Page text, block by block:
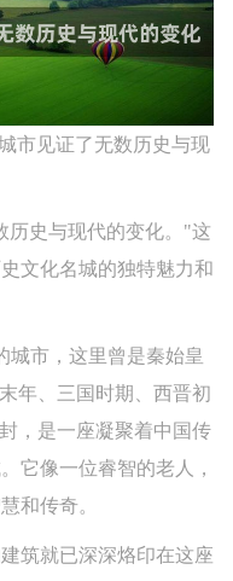
市见证了无数历史与现
历史与现代的变化。"这
文化名城的独特魅力和
城市，这里曾是秦始皇
年、三国时期、西晋初
，是一座凝聚着中国传
它像一位睿智的老人，
和传奇。
筑就已深深烙印在这座